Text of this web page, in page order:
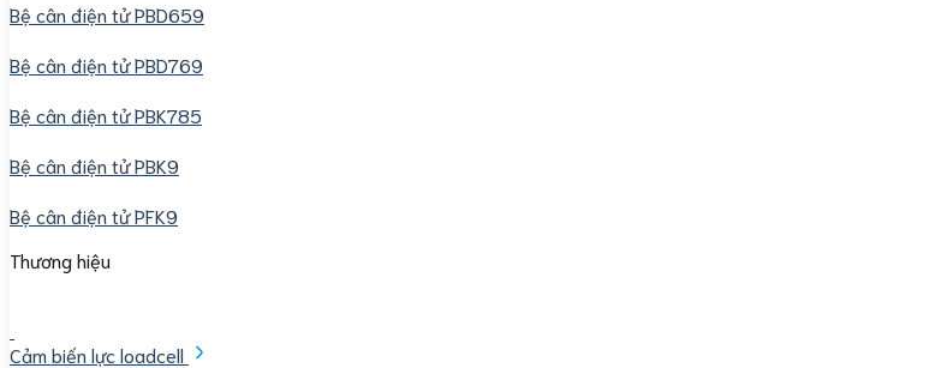
Bệ cân điện tử PBD659
Bệ cân điện tử PBD769
Bệ cân điện tử PBK785
Bệ cân điện tử PBK9
Bệ cân điện tử PFK9
Thương hiệu
Cảm biến lực loadcell